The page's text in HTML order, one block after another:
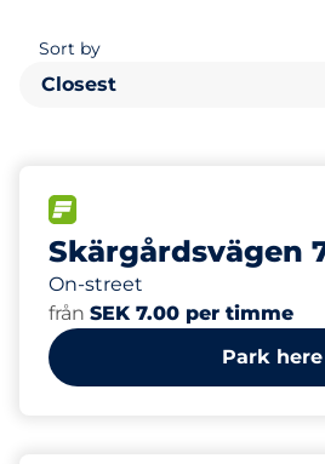
Sort by
Closest
Skärgårdsvägen
On-street
från SEK 7.00 per timme
Park here